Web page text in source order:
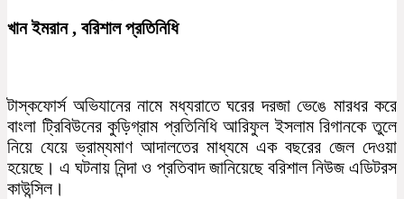
খান ইমরান , বরিশাল প্রতিনিধি
টাস্কফোর্স অভিযানের নামে মধ্যরাতে ঘরের দরজা ভেঙে মারধর করে
বাংলা ট্রিবিউনের কুড়িগ্রাম প্রতিনিধি আরিফুল ইসলাম রিগানকে তুলে
নিয়ে যেয়ে ভ্রাম্যমাণ আদালতের মাধ্যমে এক বছরের জেল দেওয়া
হয়েছে। এ ঘটনায় নিন্দা ও প্রতিবাদ জানিয়েছে বরিশাল নিউজ এডিটরস
কাউন্সিল।